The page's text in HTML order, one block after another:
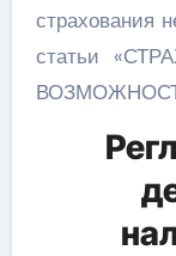
страхования
статьи